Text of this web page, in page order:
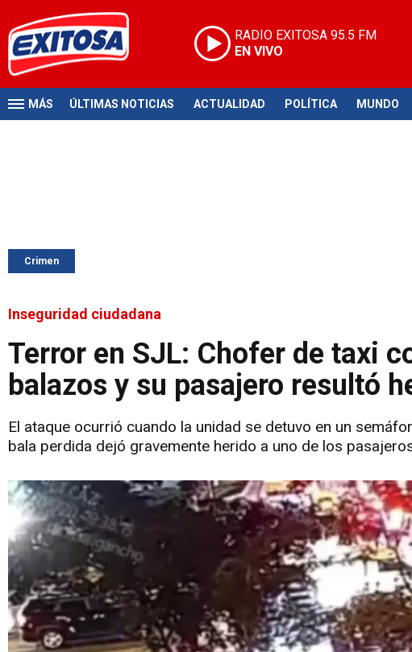
RADIO EXITOSA 95.5 FM
EN VIVO
MÁS ÚLTIMAS NOTICIAS ACTUALIDAD POLÍTICA MUNDO
Crimen
Inseguridad ciudadana
Terror en SJL: Chofer de taxi
balazos y su pasajero resultó
El ataque ocurrió cuando la unidad se detuvo en un
bala perdida dejó gravemente herido a uno de los